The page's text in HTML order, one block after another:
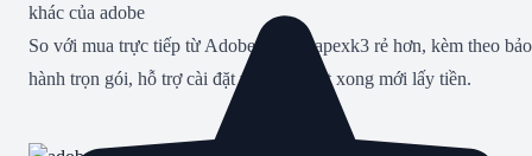
khác của adobe
So với mua trực tiếp từ Adobe, giá tại apexk3 rẻ hơn, kèm theo bảo
hành trọn gói, hỗ trợ cài đặt và kích hoạt xong mới lấy tiền.